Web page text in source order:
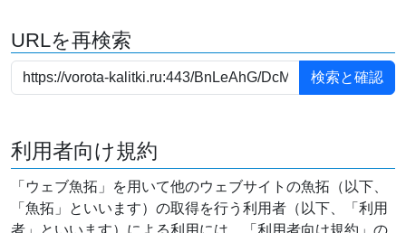
URLを再検索
利用者向け規約
「ウェブ魚拓」を用いて他のウェブサイトの魚拓（以下、
「魚拓」といいます）の取得を行う利用者（以下、「利用